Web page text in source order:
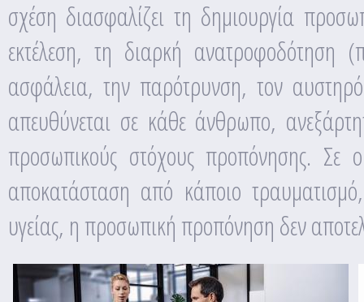
σχέση διασφαλίζει τη δημιουργία
εκτέλεση, τη διαρκή ανατροφοδότηση
ασφάλεια, την παρότρυνση, τον
απευθύνεται σε κάθε άνθρωπο,
προσωπικούς στόχους προπόνησης. Σε
αποκατάσταση από κάποιο
υγείας, η προσωπική προπόνηση δεν